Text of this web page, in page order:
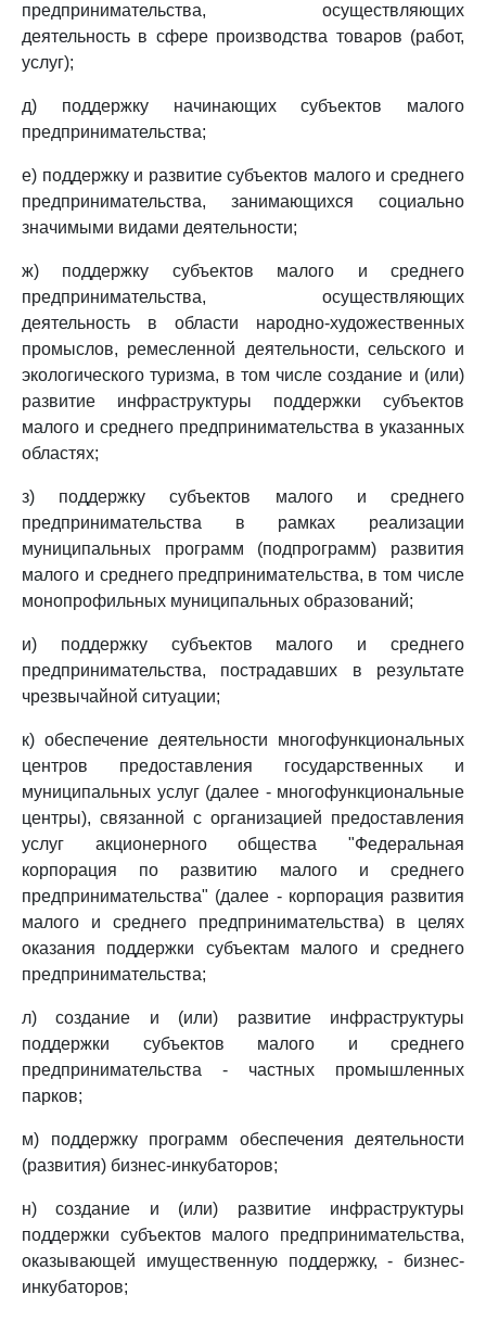
предпринимательства, осуществляющих
деятельность в сфере производства товаров (работ,
услуг);
д) поддержку начинающих субъектов малого
предпринимательства;
е) поддержку и развитие субъектов малого и среднего
предпринимательства, занимающихся социально
значимыми видами деятельности;
ж) поддержку субъектов малого и среднего
предпринимательства, осуществляющих
деятельность в области народно-художественных
промыслов, ремесленной деятельности, сельского и
экологического туризма, в том числе создание и (или)
развитие инфраструктуры поддержки субъектов
малого и среднего предпринимательства в указанных
областях;
з) поддержку субъектов малого и среднего
предпринимательства в рамках реализации
муниципальных программ (подпрограмм) развития
малого и среднего предпринимательства, в том числе
монопрофильных муниципальных образований;
и) поддержку субъектов малого и среднего
предпринимательства, пострадавших в результате
чрезвычайной ситуации;
к) обеспечение деятельности многофункциональных
центров предоставления государственных и
муниципальных услуг (далее - многофункциональные
центры), связанной с организацией предоставления
услуг акционерного общества "Федеральная
корпорация по развитию малого и среднего
предпринимательства" (далее - корпорация развития
малого и среднего предпринимательства) в целях
оказания поддержки субъектам малого и среднего
предпринимательства;
л) создание и (или) развитие инфраструктуры
поддержки субъектов малого и среднего
предпринимательства - частных промышленных
парков;
м) поддержку программ обеспечения деятельности
(развития) бизнес-инкубаторов;
н) создание и (или) развитие инфраструктуры
поддержки субъектов малого предпринимательства,
оказывающей имущественную поддержку, - бизнес-
инкубаторов;